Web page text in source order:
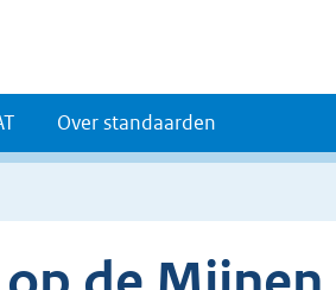
Over standaarden